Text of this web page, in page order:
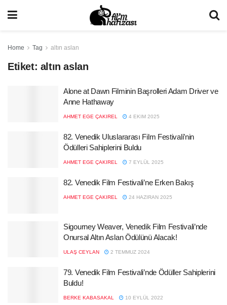
Home Tag altın aslan
Etiket: altın aslan
Alone at Dawn Filminin Başrolleri Adam Driver ve
Anne Hathaway
AHMET EGE ÇAKIREL 4 EKIM 2025
82. Venedik Uluslararası Film Festivali’nin
Ödülleri Sahiplerini Buldu
AHMET EGE ÇAKIREL 7 EYLÜL 2025
82. Venedik Film Festivali’ne Erken Bakış
AHMET EGE ÇAKIREL 24 HAZIRAN 2025
Sigourney Weaver, Venedik Film Festivali’nde
Onursal Altın Aslan Ödülünü Alacak!
ULAŞ CEYLAN 2 TEMMUZ 2024
79. Venedik Film Festivali’nde Ödüller Sahiplerini
Buldu!
BERKE KABASAKAL 10 EYLÜL 2022